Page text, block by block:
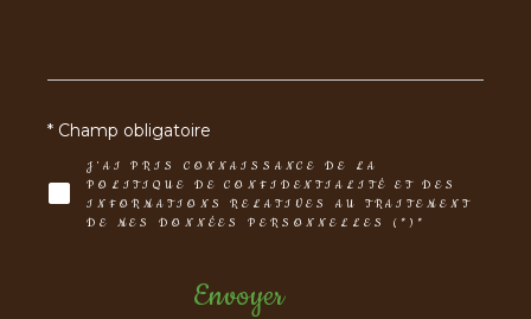
J'AI PRIS CONNAISSANCE DE LA
POLITIQUE DE CONFIDENTIALITÉ ET DES
INFORMATIONS RELATIVES AU TRAITEMENT
DE MES DONNÉES PERSONNELLES (*)*
* Champ obligatoire
Envoyer